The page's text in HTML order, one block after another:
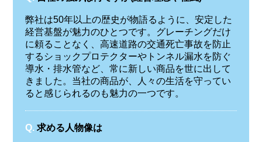
弊社は50年以上の歴史が物語るように、安定した
経営基盤が魅力のひとつです。グレーチングだけ
に頼ることなく、高速道路の交通死亡事故を防止
するショックプロテクターやトンネル漏水を防ぐ
導水・排水管など、常に新しい商品を世に出して
きました。当社の商品が、人々の生活を守ってい
ると感じられるのも魅力の一つです。
Q. 求める人物像は